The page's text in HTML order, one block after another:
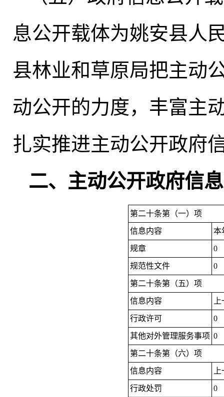
息公开载体为姚安县人
县林业和草原局把主动
动公开的力度， 丰富主
扎实推进主动公开政府
二、主动公开政府信
第二十条第（一）项
信息内容 本
规章 0
规范性文件 0
第二十条第（五）项
信息内容
行政许可 0
其他对外管理服务事项 0
第二十条第（六）项
信息内容
行政处罚 0